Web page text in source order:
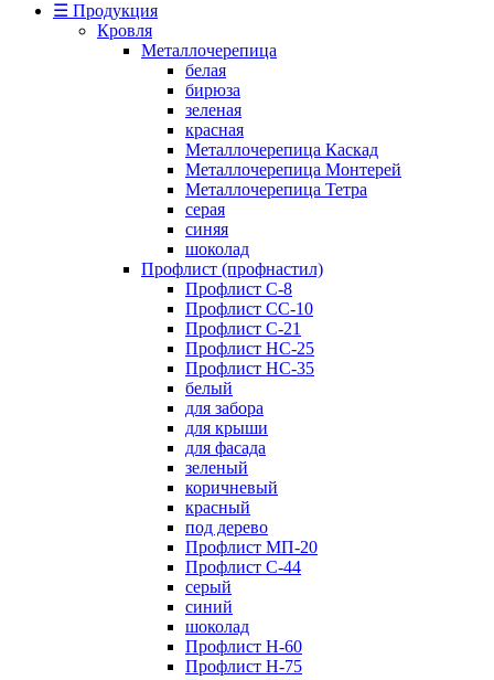
☰ Продукция
Кровля
Металлочерепица
белая
бирюза
зеленая
красная
Металлочерепица Каскад
Металлочерепица Монтерей
Металлочерепица Тетра
серая
синяя
шоколад
Профлист (профнастил)
Профлист С-8
Профлист СС-10
Профлист C-21
Профлист НС-25
Профлист НС-35
белый
для забора
для крыши
для фасада
зеленый
коричневый
красный
под дерево
Профлист МП-20
Профлист С-44
серый
синий
шоколад
Профлист Н-60
Профлист Н-75